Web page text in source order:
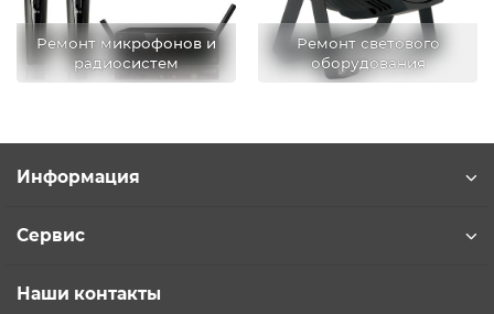
Ремонт микрофонов и
радиосистем
Ремонт светового
оборудования
Информация
Сервис
Наши контакты